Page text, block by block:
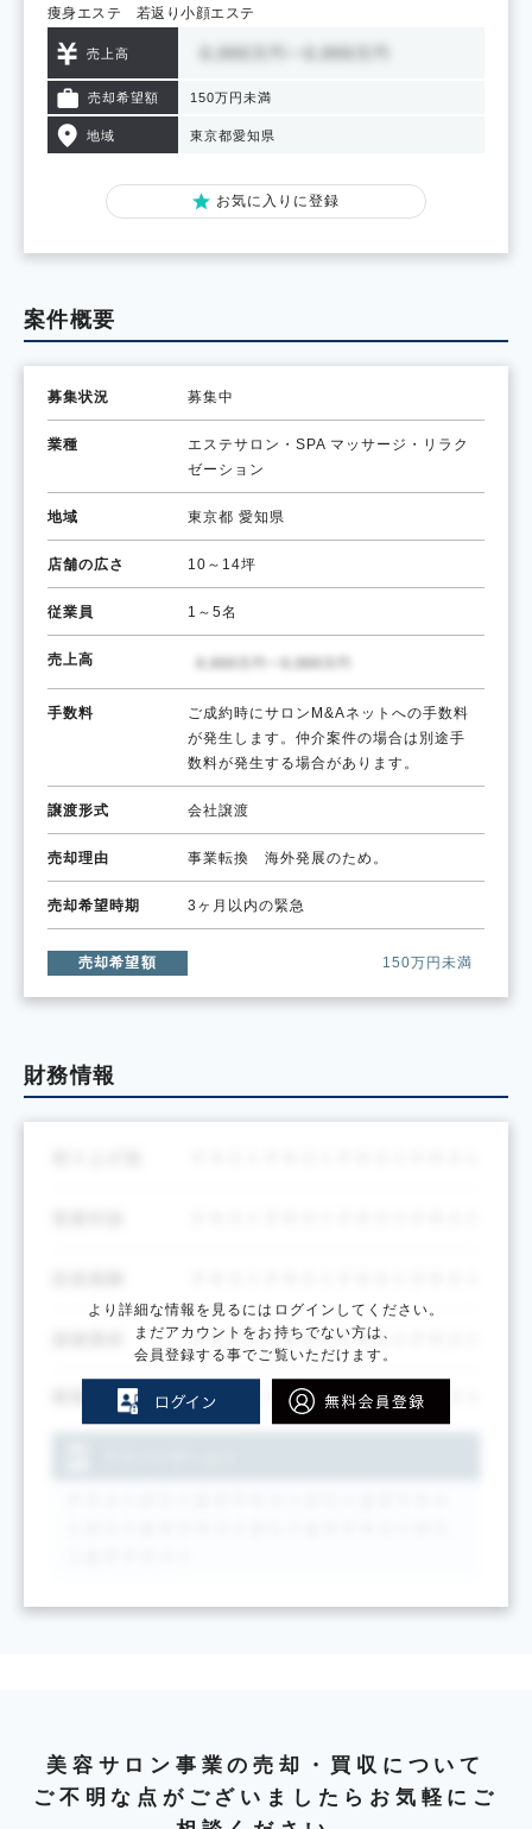
痩身エステ 若返り小顔エステ
売上高
売却希望額 150万円未満
地域 東京都愛知県
お気に入りに登録
案件概要
募集状況 募集中
業種 エステサロン・SPA マッサージ・リラク
ゼーション
地域 東京都 愛知県
店舗の広さ 10～14坪
従業員 1～5名
売上高
手数料
ご成約時にサロンM&Aネットへの手数料
が発生します。仲介案件の場合は別途手
数料が発生する場合があります。
譲渡形式 会社譲渡
売却理由 事業転換 海外発展のため。
売却希望時期 3ヶ月以内の緊急
売却希望額 150万円未満
財務情報
より詳細な情報を見るにはログインしてください。
まだアカウントをお持ちでない方は、
会員登録する事でご覧いただけます。
美容サロン事業の売却・買収について
ご不明な点がございましたらお気軽にご